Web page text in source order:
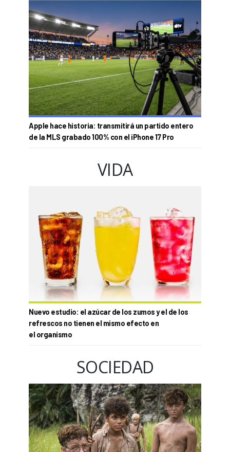
Apple hace historia: transmitirá un partido entero
de la MLS grabado 100% con el iPhone 17 Pro
VIDA
Nuevo estudio: el azúcar de los zumos y el de los
refrescos no tienen el mismo efecto en
el organismo
SOCIEDAD